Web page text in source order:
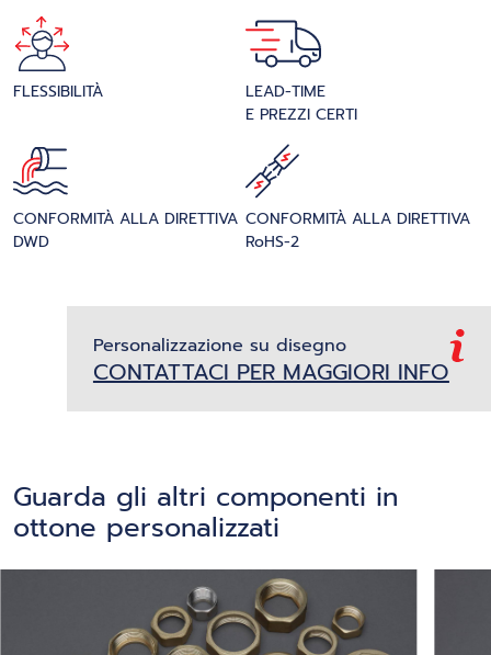
FLESSIBILITÀ
LEAD-TIME
E PREZZI CERTI
CONFORMITÀ ALLA DIRETTIVA
DWD
CONFORMITÀ ALLA DIRETTIVA
RoHS-2
Personalizzazione su disegno
CONTATTACI PER MAGGIORI INFO
Guarda gli altri componenti in
ottone personalizzati